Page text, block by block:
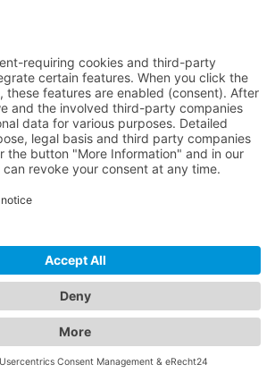
Alleen voor zakelijke klanten.